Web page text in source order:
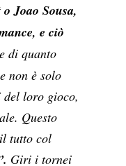
Joao Sousa,
e ciò
di quanto
non è solo
loro gioco,
Questo
tutto col
Giri i tornei